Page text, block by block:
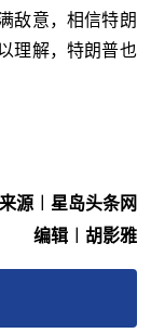
敌意，相信特朗
理解，特朗普也
来源︱星岛头条网
编辑︱胡影雅